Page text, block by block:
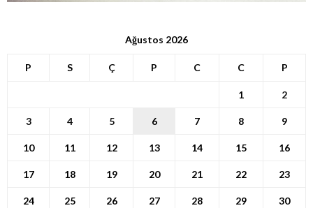
Ağustos 2026
P S Ç P C C P
1 2
3 4 5 6 7 8 9
10 11 12 13 14 15 16
17 18 19 20 21 22 23
24 25 26 27 28 29 30